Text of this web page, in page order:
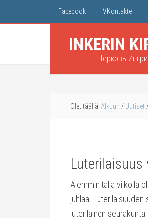
Facebook VKontakte
INKERIN
Церковь
Olet täällä: Alkuun / Uutiset /
Luterilaisuus
Aiemmin tällä viikolla
juhlaa.
luterilainen